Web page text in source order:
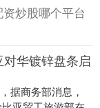
站快检试剂质控
资炒股哪个平台
华镀锌盘条启
据商务部消息，